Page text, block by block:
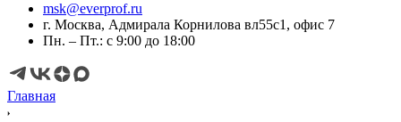
msk@everprof.ru
г. Москва, Адмирала Корнилова вл55с1, офис 7
Пн. – Пт.: с 9:00 до 18:00
Главная